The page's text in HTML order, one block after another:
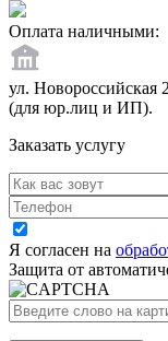
Оплата наличными:
ул. Новороссийская
(для юр.лиц и ИП).
Заказать услугу
Я согласен на
Защита от